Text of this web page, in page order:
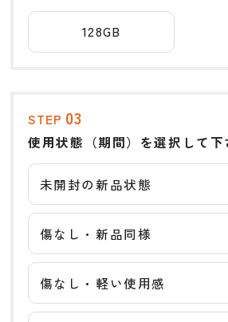
128GB
STEP 03
使用状態（期間）を選択して下
未開封の新品状態
傷なし・新品同様
傷なし・軽い使用感